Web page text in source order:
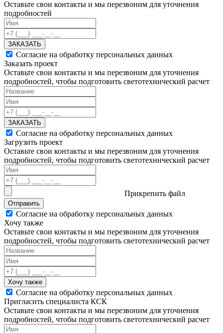
Оставьте свои контакты и мы перезвоним для уточнения
подробностей
ЗАКАЗАТЬ
Согласие на обработку персональных данных
Заказать проект
Оставьте свои контакты и мы перезвоним для уточнения
подробностей, чтобы подготовить светотехнический расчет
ЗАКАЗАТЬ
Согласие на обработку персональных данных
Загрузить проект
Оставьте свои контакты и мы перезвоним для уточнения
подробностей, чтобы подготовить светотехнический расчет
Прикрепить файл
Отправить
Согласие на обработку персональных данных
Хочу также
Оставьте свои контакты и мы перезвоним для уточнения
подробностей, чтобы подготовить светотехнический расчет
Хочу также
Согласие на обработку персональных данных
Пригласить специалиста КСК
Оставьте свои контакты и мы перезвоним для уточнения
подробностей, чтобы подготовить светотехнический расчет